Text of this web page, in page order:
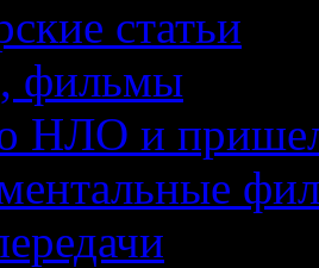
статьи
фильмы
НЛО и